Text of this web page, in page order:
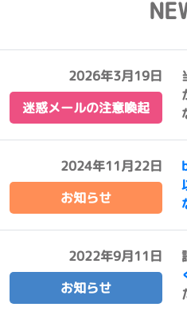
2026年3月19日
迷惑メールの注意喚起
2024年11月22日
お知らせ
2022年9月11日
お知らせ